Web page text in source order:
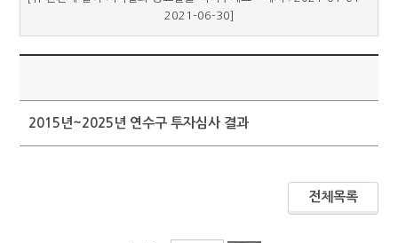
2021-06-30]
2015년~2025년 연수구 투자심사 결과
전체목록